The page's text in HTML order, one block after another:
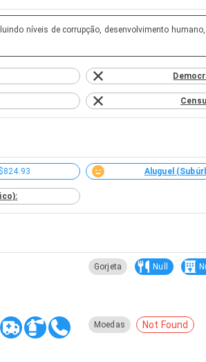
níveis de corrupção, desenvolvimento
$824.93 Aluguel
Gorjeta Null
Moedas Not Found